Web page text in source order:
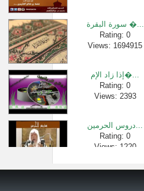
سورة البقرة �...
Rating: 0
Views: 1694915
إذا زاد الإم�...
Rating: 0
Views: 2393
دروس الحرمين...
Rating: 0
Views: 1220